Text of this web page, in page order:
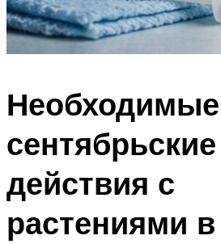
Необходимые
сентябрьские
действия с
растениями